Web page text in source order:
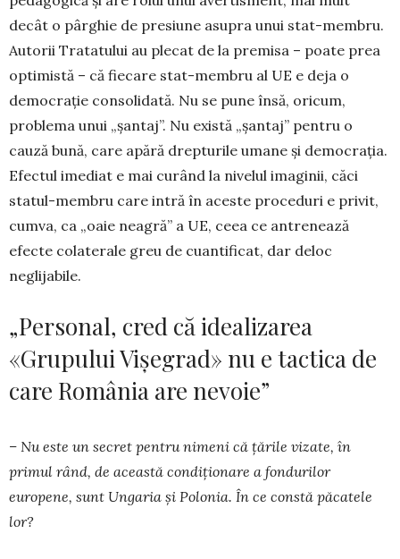
decât o pârghie de presiune asupra unui stat-membru.
Autorii Tratatului au plecat de la premisa – poate prea
optimistă – că fiecare stat-membru al UE e deja o
democrație consolidată. Nu se pune însă, oricum,
problema unui „șan­taj”. Nu există „șantaj” pentru o
cauză bună, ca­re apără drep­turile umane și democrația.
Efectul imediat e mai curând la nivelul imaginii, căci
statul-membru care intră în aceste proceduri e privit,
cum­va, ca „oaie neagră” a UE, ceea ce antre­nează
efecte colaterale greu de cuantificat, dar deloc
neglijabile.
„Personal, cred că idealizarea
«Grupului Vișegrad» nu e tactica de
care România are nevoie”
– Nu este un secret pentru nimeni că țările vizate, în
primul rând, de această condiționare a fondurilor
europene, sunt Ungaria și Po­lo­nia. În ce constă păcatele
lor?